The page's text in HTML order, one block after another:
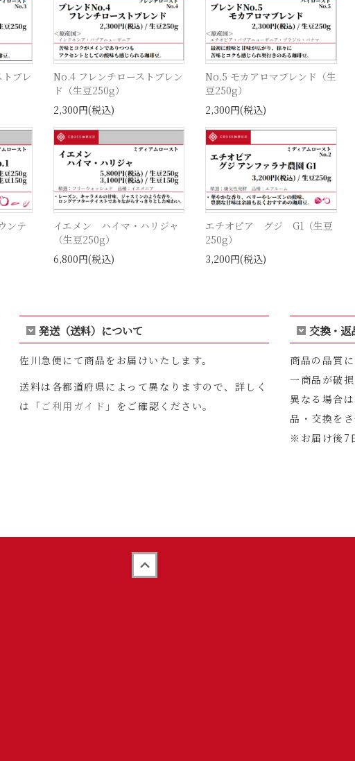
ブレ
No.4 フレンチローストブレン
ド（生豆250g）
2,300円(税込)
No.5 モカアロマブレンド（生
豆250g）
2,300円(税込)
ンテ
イエメン ハイマ・ハリジャ
（生豆250g）
6,800円(税込)
エチオピア グジ G1（生豆
250g）
3,200円(税込)
発送（送料）について
佐川急便にて商品をお届けいたします。
送料は各都道府県によって異なりますので、詳しく
は「ご利用ガイド 」をご確認ください。
交換・返
商品の品質
一商品が破
異なる場合
品・交換を
※お届け後7